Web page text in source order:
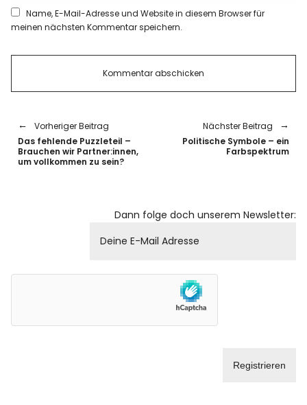
Name, E-Mail-Adresse und Website in diesem Browser für
meinen nächsten Kommentar speichern.
Vorheriger Beitrag
Das fehlende Puzzleteil –
Brauchen wir Partner:innen,
um vollkommen zu sein?
Nächster Beitrag
Politische Symbole – ein
Farbspektrum
Dann folge doch unserem Newsletter: